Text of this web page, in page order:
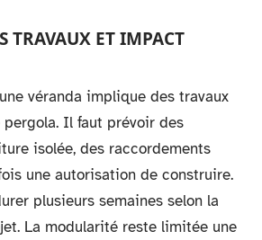
TRAVAUX ET IMPACT
véranda implique des travaux
pergola. Il faut prévoir des
isolée, des raccordements
une autorisation de construire.
plusieurs semaines selon la
La modularité reste limitée une